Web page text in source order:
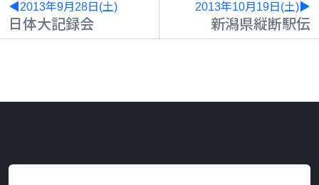
◀2013年9月28日(土)
日体大記録会
2013年10月19日(土)▶
新潟県縦断駅伝